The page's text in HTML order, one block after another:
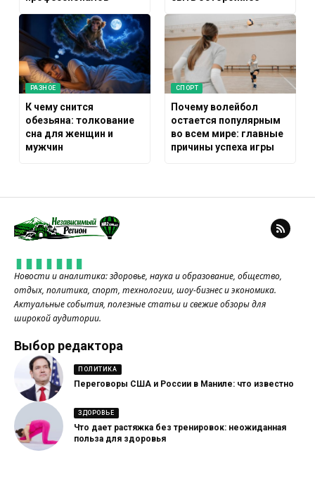
РАЗНОЕ
К чему снится
обезьяна: толкование
сна для женщин и
мужчин
СПОРТ
Почему волейбол
остается популярным
во всем мире: главные
причины успеха игры
Новости и аналитика: здоровье, наука и образование, общество,
отдых, политика, спорт, технологии, шоу-бизнес и экономика.
Актуальные события, полезные статьи и свежие обзоры для
широкой аудитории.
Выбор редактора
ПОЛИТИКА
Переговоры США и России в Маниле: что известно
ЗДОРОВЬЕ
Что дает растяжка без тренировок: неожиданная
польза для здоровья